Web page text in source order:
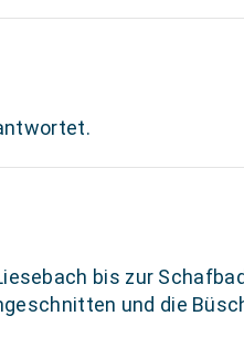
bis zur
und die